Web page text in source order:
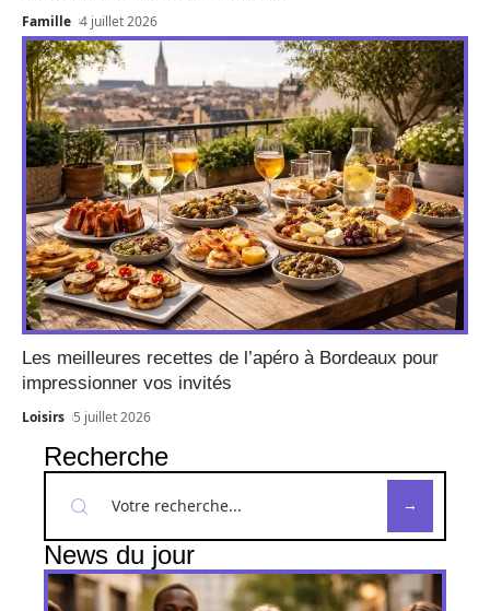
Famille 4 juillet 2026
Les meilleures recettes de l’apéro à Bordeaux pour
impressionner vos invités
Loisirs 5 juillet 2026
Recherche
News du jour